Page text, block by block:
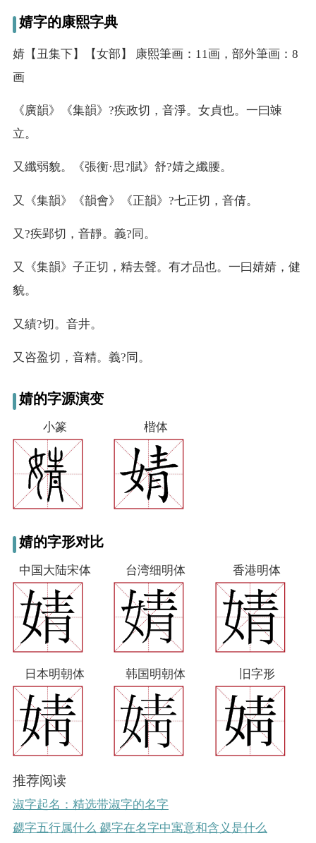
婧字的康熙字典
婧【丑集下】【女部】 康熙筆画：11画，部外筆画：8
画
《廣韻》《集韻》?疾政切，音淨。女貞也。一曰竦
立。
又纖弱貌。《張衡·思?賦》舒?婧之纖腰。
又 《集韻》《韻會》《正韻》?七正切，音倩。
又?疾郢切，音靜。義?同。
又
《集韻》子正切，精去聲。有才品也。一曰婧婧，健
貌。
又 績?切。音井。
又 咨盈切，音精。義?同。
婧的字源演变
小篆 楷体
婧的字形对比
中国大陆宋体 台湾细明体 香港明体
日本明朝体 韩国明朝体 旧字形
推荐阅读
淑字起名：精选带淑字的名字
勰字五行属什么 勰字在名字中寓意和含义是什么